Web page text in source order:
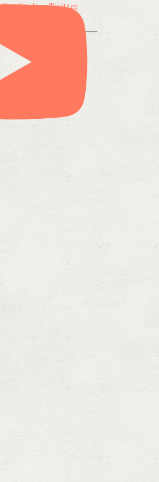
Condividi su Twitter